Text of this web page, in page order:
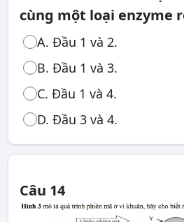
cùng một loại enzyme
A. Đầu 1 và 2.
B. Đầu 1 và 3.
C. Đầu 1 và 4.
D. Đầu 3 và 4.
Câu 14